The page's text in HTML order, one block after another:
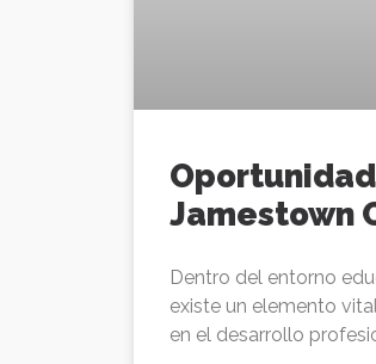
Jamestown
Dentro del entorno
existe un elemento
en el desarrollo